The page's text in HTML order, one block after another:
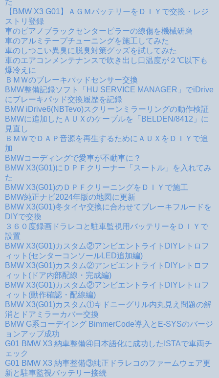
た
【BMW X3 G01】ＡＧＭバッテリーをＤＩＹで交換・レジ
ストリ登録
車のピアノブラックセンターピラーの線傷を機械研磨
車のアルミテープチューニングを施工してみた
車のしつこい異臭に脱臭対策グッズを試してみた
車のエアコンメンテナンスで吹き出し口温度が２℃以下も
爆冷えに
ＢＭＷのブレーキパッドセンサー交換
BMW整備記録ソフト「HU SERVICE MANAGER」でiDrive
にブレーキパッド交換履歴を記録
BMW iDrive6(NBTevo)スクリーンミラーリングの動作検証
BMWに追加したＡＵＸのケーブルを「BELDEN/8412」に
見直し
ＢＭＷでＤＡＰ音源を再生するためにＡＵＸをＤＩＹで追
加
BMWコーディングで愛車が不動車に？
BMW X3(G01)にＤＰＦクリーナー「スートル」を入れてみ
た
BMW X3(G01)のＤＰＦクリーニングをＤＩＹで施工
BMW純正ナビ2024年版の地図に更新
BMW X3(G01)冬タイヤ交換に合わせてブレーキフルードを
DIYで交換
３６０度録画ドラレコと駐車監視用バッテリーをＤＩＹで
設置
BMW X3(G01)カスタム②アンビエントライトDIYレトロフ
ィット(センターコンソールLED追加編)
BMW X3(G01)カスタム②アンビエントライトDIYレトロフ
ィット(ドア内部配線・完成編)
BMW X3(G01)カスタム②アンビエントライトDIYレトロフ
ィット(動作確認・配線編)
BMW X3(G01)カスタム①キドニーグリル内丸見え問題の解
消とドアミラーカバー交換
BMW G系コーデイング BimmerCode導入とE-SYSのバージ
ョンアップ成功
G01 BMW X3 納車整備④日本語化に成功したISTAで車両チ
ェック
G01 BMW X3 納車整備③純正ドラレコのファームウェア更
新と駐車監視バッテリー接続